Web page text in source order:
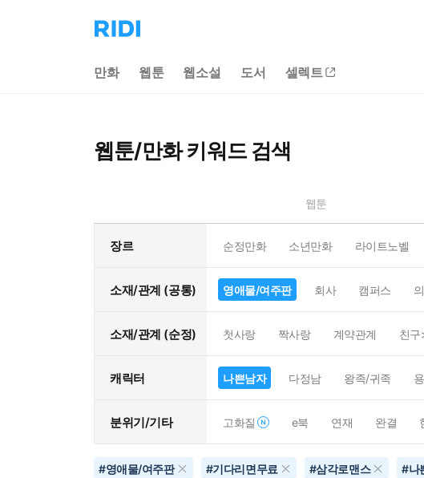
리
디
으
만화 웹툰 웹소설 도서 셀렉트
웹툰/만화 키워드 검색
웹툰
장르 순정만화 소년만화 라이트노벨
소재/관계 (공통) 영애물/여주판 회사 캠퍼스
소재/관계 (순정) 첫사랑 짝사랑 계약관계 친구
캐릭터 나쁜남자 다정남 왕족/귀족
분위기/기타 고화질 e북 연재 완결
#영애물/여주판 #기다리면무료 #삼각로맨스 #나